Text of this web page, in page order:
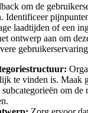
om de
Identificeer
laadtijden of een
ontwerp aan om
te vinden is. Maak
om de